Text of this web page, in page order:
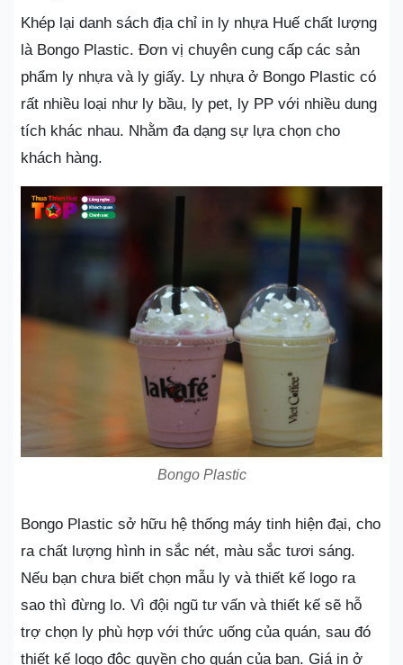
Khép lại danh sách địa chỉ in ly nhựa Huế chất lượng
là Bongo Plastic. Đơn vị chuyên cung cấp các sản
phẩm ly nhựa và ly giấy. Ly nhựa ở Bongo Plastic có
rất nhiều loại như ly bầu, ly pet, ly PP với nhiều dung
tích khác nhau. Nhằm đa dạng sự lựa chọn cho
khách hàng.
Bongo Plastic
Bongo Plastic sở hữu hệ thống máy tinh hiện đại, cho
ra chất lượng hình in sắc nét, màu sắc tươi sáng.
Nếu bạn chưa biết chọn mẫu ly và thiết kế logo ra
sao thì đừng lo. Vì đội ngũ tư vấn và thiết kế sẽ hỗ
trợ chọn ly phù hợp với thức uống của quán, sau đó
thiết kế logo độc quyền cho quán của bạn. Giá in ở